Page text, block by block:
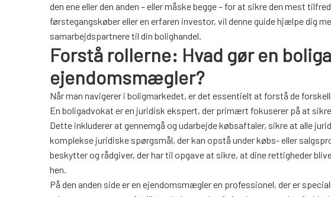
den ene eller den anden – eller måske begge – for at sikre den mest
førstegangskøber eller en erfaren investor, vil denne guide hjælpe dig
samarbejdspartnere til din bolighandel.
Forstå rollerne: Hvad gør en
ejendomsmægler?
Når man navigerer i boligmarkedet, er det essentielt at forstå de
En boligadvokat er en juridisk ekspert, der primært fokuserer på at
Dette inkluderer at gennemgå og udarbejde købsaftaler, sikre at alle
komplekse juridiske spørgsmål, der kan opstå under købs- eller
beskytter og rådgiver, der har til opgave at sikre, at dine rettigheder
hen.
På den anden side er en ejendomsmægler en professionel, der er